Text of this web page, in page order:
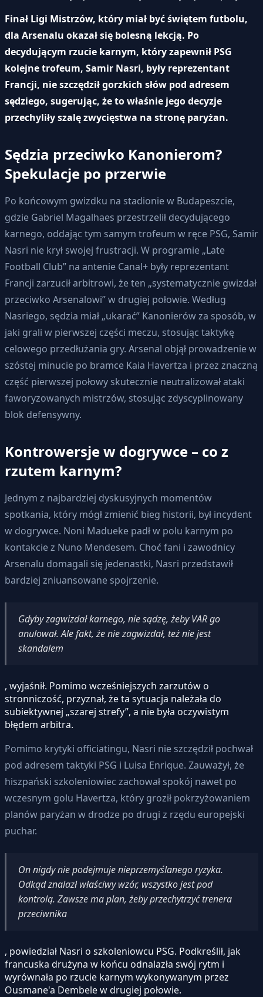
Finał Ligi Mistrzów, który miał być świętem futbolu,
dla Arsenalu okazał się bolesną lekcją. Po
decydującym rzucie karnym, który zapewnił PSG
kolejne trofeum, Samir Nasri, były reprezentant
Francji, nie szczędził gorzkich słów pod adresem
sędziego, sugerując, że to właśnie jego decyzje
przechyliły szalę zwycięstwa na stronę paryżan.
Sędzia przeciwko Kanonierom?
Spekulacje po przerwie
Po końcowym gwizdku na stadionie w Budapeszcie,
gdzie Gabriel Magalhaes przestrzelił decydującego
karnego, oddając tym samym trofeum w ręce PSG, Samir
Nasri nie krył swojej frustracji. W programie „Late
Football Club” na antenie Canal+ były reprezentant
Francji zarzucił arbitrowi, że ten „systematycznie gwizdał
przeciwko Arsenalowi” w drugiej połowie. Według
Nasriego, sędzia miał „ukarać” Kanonierów za sposób, w
jaki grali w pierwszej części meczu, stosując taktykę
celowego przedłużania gry. Arsenal objął prowadzenie w
szóstej minucie po bramce Kaia Havertza i przez znaczną
część pierwszej połowy skutecznie neutralizował ataki
faworyzowanych mistrzów, stosując zdyscyplinowany
blok defensywny.
Kontrowersje w dogrywce – co z
rzutem karnym?
Jednym z najbardziej dyskusyjnych momentów
spotkania, który mógł zmienić bieg historii, był incydent
w dogrywce. Noni Madueke padł w polu karnym po
kontakcie z Nuno Mendesem. Choć fani i zawodnicy
Arsenalu domagali się jedenastki, Nasri przedstawił
bardziej zniuansowane spojrzenie.
Gdyby zagwizdał karnego, nie sądzę, żeby VAR go
anulował. Ale fakt, że nie zagwizdał, też nie jest
skandalem
, wyjaśnił. Pomimo wcześniejszych zarzutów o
stronniczość, przyznał, że ta sytuacja należała do
subiektywnej „szarej strefy”, a nie była oczywistym
błędem arbitra.
Pomimo krytyki officiatingu, Nasri nie szczędził pochwał
pod adresem taktyki PSG i Luisa Enrique. Zauważył, że
hiszpański szkoleniowiec zachował spokój nawet po
wczesnym golu Havertza, który groził pokrzyżowaniem
planów paryżan w drodze po drugi z rzędu europejski
puchar.
On nigdy nie podejmuje nieprzemyślanego ryzyka.
Odkąd znalazł właściwy wzór, wszystko jest pod
kontrolą. Zawsze ma plan, żeby przechytrzyć trenera
przeciwnika
, powiedział Nasri o szkoleniowcu PSG. Podkreślił, jak
francuska drużyna w końcu odnalazła swój rytm i
wyrównała po rzucie karnym wykonywanym przez
Ousmane'a Dembele w drugiej połowie.